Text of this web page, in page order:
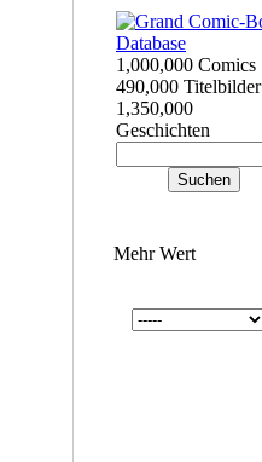
1,000,000 Comics
490,000 Titelbilder
1,350,000
Geschichten
Mehr Wert